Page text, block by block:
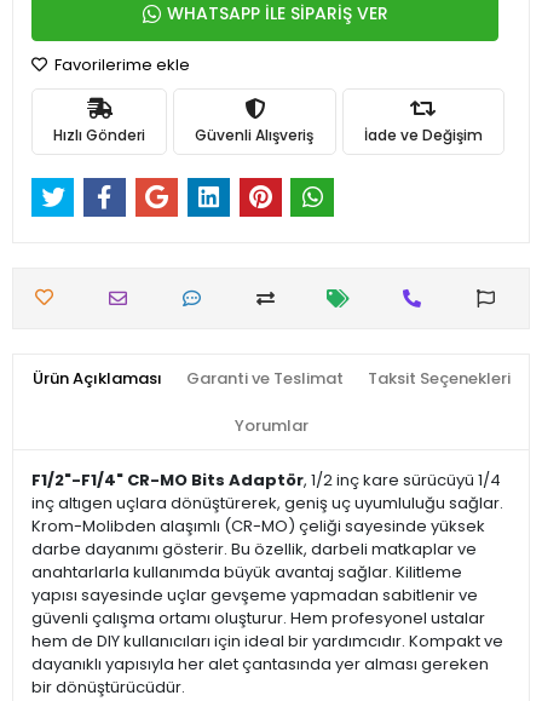
WHATSAPP İLE SİPARİŞ VER
Favorilerime ekle
Hızlı Gönderi Güvenli Alışveriş İade ve Değişim
Ürün Açıklaması Garanti ve Teslimat Taksit Seçenekleri
Yorumlar
F1/2"-F1/4" CR-MO Bits Adaptör, 1/2 inç kare sürücüyü 1/4
inç altıgen uçlara dönüştürerek, geniş uç uyumluluğu sağlar.
Krom-Molibden alaşımlı (CR-MO) çeliği sayesinde yüksek
darbe dayanımı gösterir. Bu özellik, darbeli matkaplar ve
anahtarlarla kullanımda büyük avantaj sağlar. Kilitleme
yapısı sayesinde uçlar gevşeme yapmadan sabitlenir ve
güvenli çalışma ortamı oluşturur. Hem profesyonel ustalar
hem de DIY kullanıcıları için ideal bir yardımcıdır. Kompakt ve
dayanıklı yapısıyla her alet çantasında yer alması gereken
bir dönüştürücüdür.